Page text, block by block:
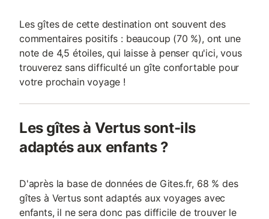
Les gîtes de cette destination ont souvent des
commentaires positifs : beaucoup (70 %), ont une
note de 4,5 étoiles, qui laisse à penser qu'ici, vous
trouverez sans difficulté un gîte confortable pour
votre prochain voyage !
Les gîtes à Vertus sont-ils
adaptés aux enfants ?
D'après la base de données de Gites.fr, 68 % des
gîtes à Vertus sont adaptés aux voyages avec
enfants, il ne sera donc pas difficile de trouver le